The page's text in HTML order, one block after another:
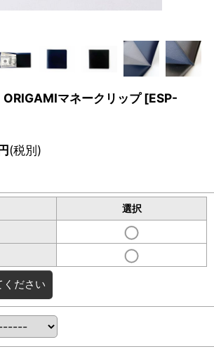
マネークリップ [ESP-
(税別)
選択
ください